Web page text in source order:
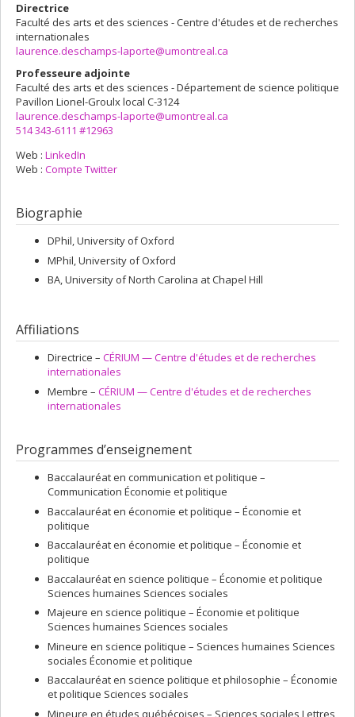
Directrice
Faculté des arts et des sciences - Centre d'études et de recherches
internationales
laurence.deschamps-laporte@umontreal.ca
Professeure adjointe
Faculté des arts et des sciences - Département de science politique
Pavillon Lionel-Groulxlocal C-3124
laurence.deschamps-laporte@umontreal.ca
514 343-6111 #12963
Web : LinkedIn
Web : Compte Twitter
Biographie
DPhil, University of Oxford
MPhil, University of Oxford
BA, University of North Carolina at Chapel Hill
Affiliations
Directrice – CÉRIUM — Centre d'études et de recherches
internationales
Membre – CÉRIUM — Centre d'études et de recherches
internationales
Programmes d’enseignement
Baccalauréat en communication et politique –
Communication Économie et politique
Baccalauréat en économie et politique – Économie et
politique
Baccalauréat en économie et politique – Économie et
politique
Baccalauréat en science politique – Économie et politique
Sciences humaines Sciences sociales
Majeure en science politique – Économie et politique
Sciences humaines Sciences sociales
Mineure en science politique – Sciences humaines Sciences
sociales Économie et politique
Baccalauréat en science politique et philosophie – Économie
et politique Sciences sociales
Mineure en études québécoises – Sciences sociales Lettres